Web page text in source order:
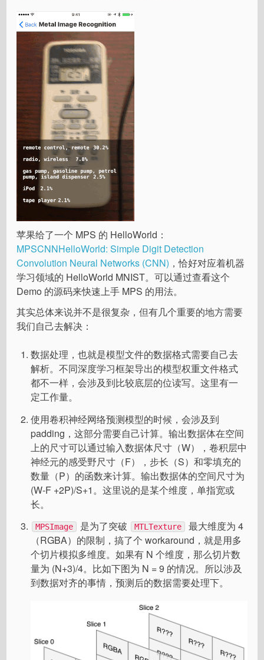
苹果给了一个 MPS 的 HelloWorld：
MPSCNNHelloWorld: Simple Digit Detection
Convolution Neural Networks (CNN) ，恰好对应着机器
学习领域的 HelloWorld MNIST。可以通过查看这个
Demo 的源码来快速上手 MPS 的用法。
其实总体来说并不是很复杂，但有几个重要的地方需要
我们自己去解决：
数据处理，也就是模型文件的数据格式需要自己去
解析。不同深度学习框架导出的模型权重文件格式
都不一样，会涉及到比较底层的位读写。这里有一
定工作量。
使用卷积神经网络预测模型的时候，会涉及到
padding，这部分需要自己计算。输出数据体在空间
上的尺寸可以通过输入数据体尺寸（W），卷积层中
神经元的感受野尺寸（F），步长（S）和零填充的
数量（P）的函数来计算。输出数据体的空间尺寸为
(W-F +2P)/S+1。这里说的是某个维度，单指宽或
长。
MPSImage 是为了突破 MTLTexture
最大维度为 4
（RGBA）的限制，搞了个 workaround，就是用多
个切片模拟多维度。如果有 N 个维度，那么切片数
量为 (N+3)/4。比如下图为 N = 9 的情况。所以涉及
到数据对齐的事情，预测后的数据需要处理下。